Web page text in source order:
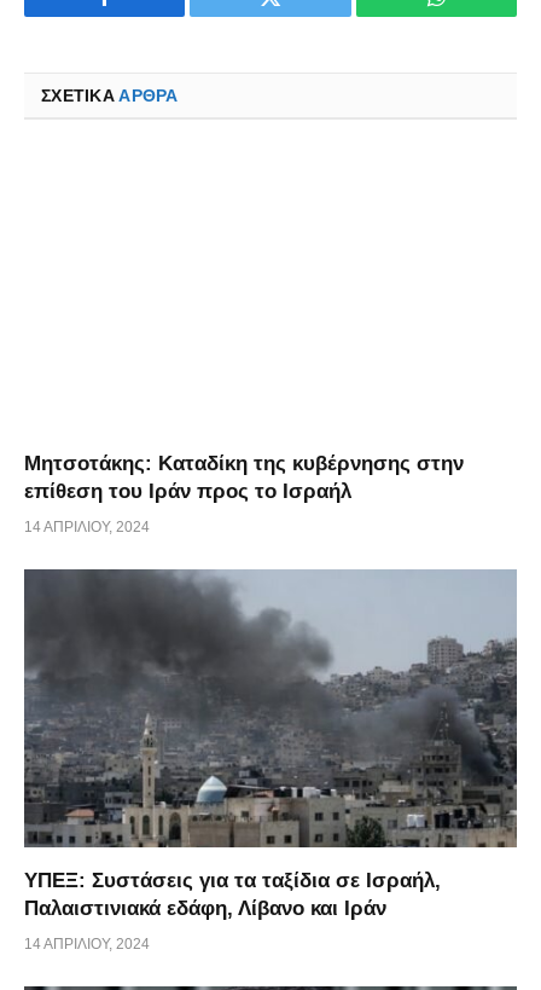
Facebook Twitter WhatsApp
ΣΧΕΤΙΚΑΆΡΘΡΑ
Μητσοτάκης: Καταδίκη της κυβέρνησης στην
επίθεση του Ιράν προς το Ισραήλ
14 ΑΠΡΙΛΊΟΥ, 2024
ΥΠΕΞ: Συστάσεις για τα ταξίδια σε Ισραήλ,
Παλαιστινιακά εδάφη, Λίβανο και Ιράν
14 ΑΠΡΙΛΊΟΥ, 2024